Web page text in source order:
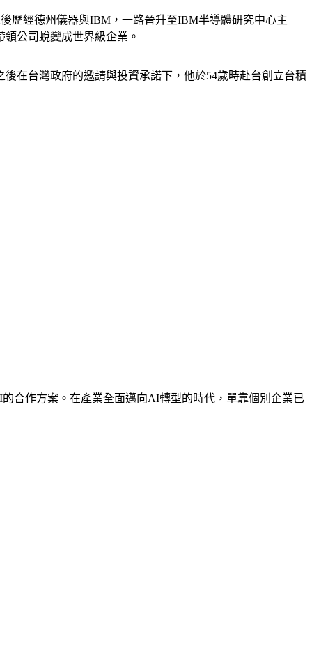
歷經德州儀器與IBM，一路晉升至IBM半導體研究中心主
公司蛻變成世界級企業。
在台灣政府的邀請與投資承諾下，他於54歲時赴台創立台積
合作方案。在產業全面邁向AI轉型的時代，單靠個別企業已